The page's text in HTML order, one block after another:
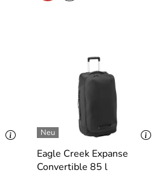
Eagle Creek Expanse
Convertible 85 l